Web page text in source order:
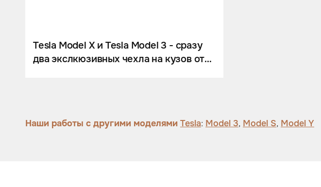
Активный выхлоп
Tesla Model X и Tesla Model 3 - сразу
два экслкюзивных чехла на кузов от
Наши работы с другими моделями Tesla: Model 3, Model S, Model Y